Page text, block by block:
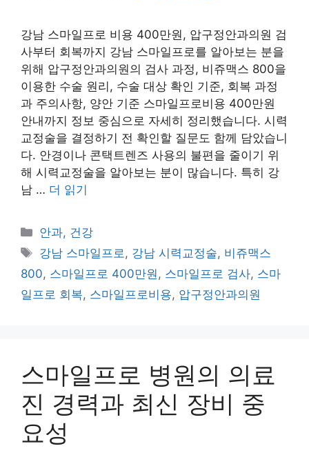
강남 스마일프로 비용 400만원, 압구정안과의원 검
사부터 회복까지 강남 스마일프로를 알아보는 분을
위해 압구정안과의원의 검사 과정, 비쥬맥스 800을
이용한 수술 원리, 수술 대상 확인 기준, 회복 과정
과 주의사항, 양안 기준 스마일프로비용 400만원
안내까지 정보 중심으로 자세히 정리했습니다. 시력
교정술을 결정하기 전 확인할 질문도 함께 담았습니
다. 안경이나 콘택트렌즈 사용의 불편을 줄이기 위
해 시력교정술을 알아보는 분이 많습니다. 특히 강
남 … 더 읽기
카
테
리
안과, 건강
태
그
강남 스마일프로, 강남 시력교정술, 비쥬맥스
800, 스마일프로 400만원, 스마일프로 검사, 스마
일프로 회복, 스마일프로비용, 압구정안과의원
스마일프로 병원의 의료
진 경력과 최신 장비 중
요성